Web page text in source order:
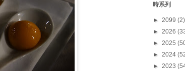
時系列
► 2099 (2)
► 2026
► 2025
► 2024
► 2023